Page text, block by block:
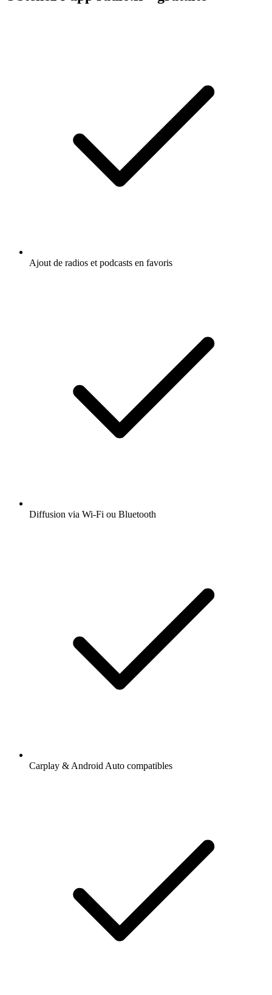
Ajout de radios et podcasts en favoris
Diffusion via Wi-Fi ou Bluetooth
Carplay & Android Auto compatibles